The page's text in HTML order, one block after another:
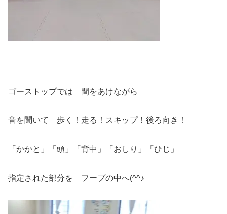
ゴーストップでは 間をあけながら
音を聞いて 歩く！走る！スキップ！後ろ向き！
「かかと」「頭」「背中」「おしり」「ひじ」
指定された部分を フープの中へ(^^♪